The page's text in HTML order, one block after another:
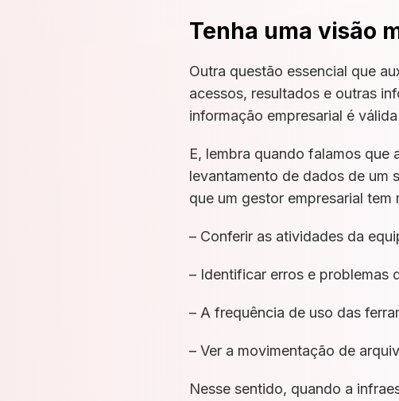
Tenha uma visão
Outra questão essencial que
acessos, resultados e outras
informação empresarial é
E, lembra quando falamos que
levantamento de dados de um
que um gestor empresarial tem
– Conferir as atividades da
– Identificar erros e problemas
– A frequência de uso das
– Ver a movimentação de
Nesse sentido, quando a